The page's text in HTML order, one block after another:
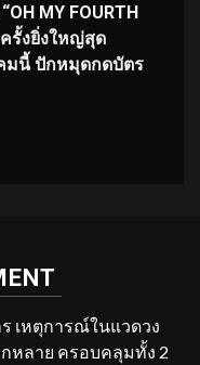
MY FOURTH
ครั้งยิ่งใหญ่สุด
มนี้ ปักหมุดกดบัตร
เหตุการณ์ในแวดวง
หลาย ครอบคลุมทั้ง 2